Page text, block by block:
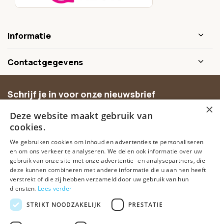
Informatie
Contactgegevens
Schrijf je in voor onze nieuwsbrief
aanbiedingen.
Abonneer
×
Deze website maakt gebruik van
cookies.
We gebruiken cookies om inhoud en advertenties te personaliseren
en om ons verkeer te analyseren. We delen ook informatie over uw
gebruik van onze site met onze advertentie- en analysepartners, die
deze kunnen combineren met andere informatie die u aan hen heeft
verstrekt of die zij hebben verzameld door uw gebruik van hun
diensten. Lees verder
STRIKT NOODZAKELIJK
PRESTATIE